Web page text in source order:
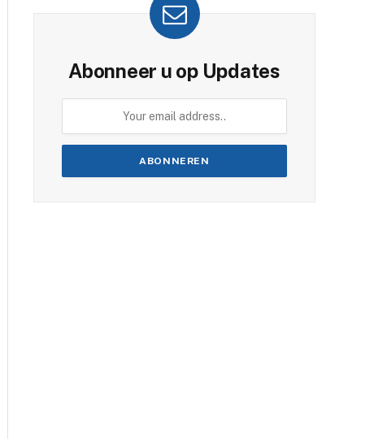
Abonneer u op Updates